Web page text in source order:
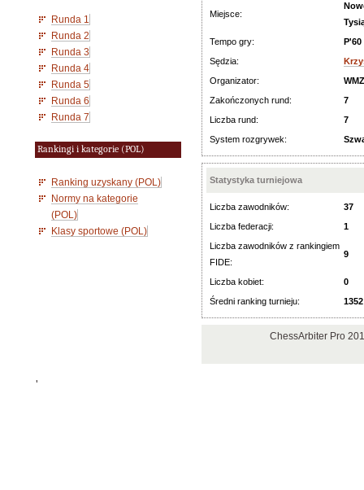
Runda 1
Runda 2
Runda 3
Runda 4
Runda 5
Runda 6
Runda 7
Rankingi i kategorie (POL)
Ranking uzyskany (POL)
Normy na kategorie
(POL)
Klasy sportowe (POL)
Miejsce:
Tempo gry:
P'60
Sędzia:
Organizator:
Zakończonych rund:
7
Liczba rund:
7
System rozgrywek:
Statystyka turniejowa
Liczba zawodników:
37
Liczba federacji:
1
Liczba zawodników z rankingiem
FIDE:
9
Liczba kobiet:
0
Średni ranking turnieju:
1352
ChessArbiter Pro
'